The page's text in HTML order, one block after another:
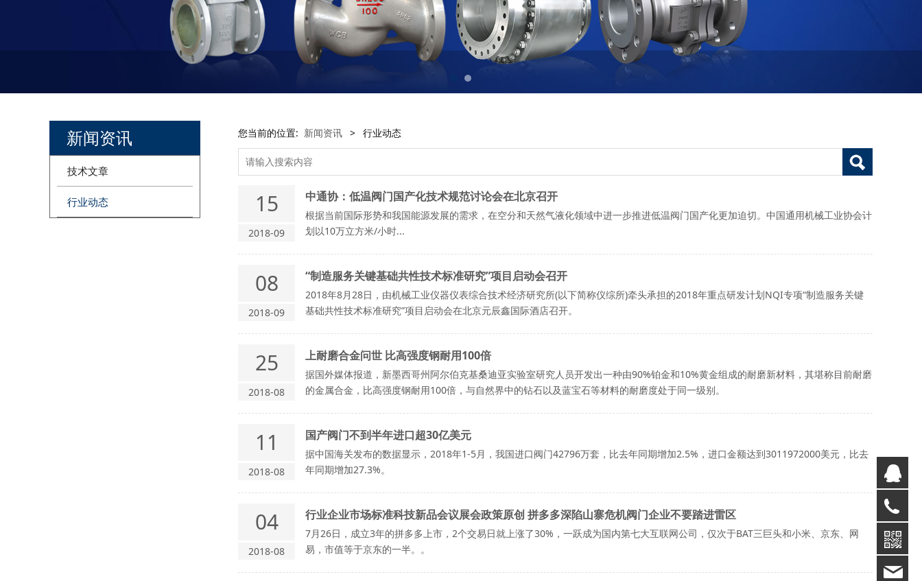
新闻资讯
技术文章
行业动态
您当前的位置: 新闻资讯 > 行业动态
15
2018-09
中通协：低温阀门国产化技术规范讨论会在北京召开
根据当前国际形势和我国能源发展的需求，在空分和天然气液化领域中进一步推进低温阀门国产化更加迫切。中国通用机械工业协会计
划以10万立方米/小时...
08
2018-09
“制造服务关键基础共性技术标准研究”项目启动会召开
2018年8月28日，由机械工业仪器仪表综合技术经济研究所(以下简称仪综所)牵头承担的2018年重点研发计划NQI专项“制造服务关键
基础共性技术标准研究”项目启动会在北京元辰鑫国际酒店召开。
25
2018-08
上耐磨合金问世 比高强度钢耐用100倍
据国外媒体报道，新墨西哥州阿尔伯克基桑迪亚实验室研究人员开发出一种由90%铂金和10%黄金组成的耐磨新材料，其堪称目前耐磨
的金属合金，比高强度钢耐用100倍，与自然界中的钻石以及蓝宝石等材料的耐磨度处于同一级别。
11
2018-08
国产阀门不到半年进口超30亿美元
据中国海关发布的数据显示，2018年1-5月，我国进口阀门42796万套，比去年同期增加2.5%，进口金额达到3011972000美元，比去
年同期增加27.3%。
04
2018-08
行业企业市场标准科技新品会议展会政策原创 拼多多深陷山寨危机阀门企业不要踏进雷区
7月26日，成立3年的拼多多上市，2个交易日就上涨了30%，一跃成为国内第七大互联网公司，仅次于BAT三巨头和小米、京东、网
易，市值等于京东的一半。。